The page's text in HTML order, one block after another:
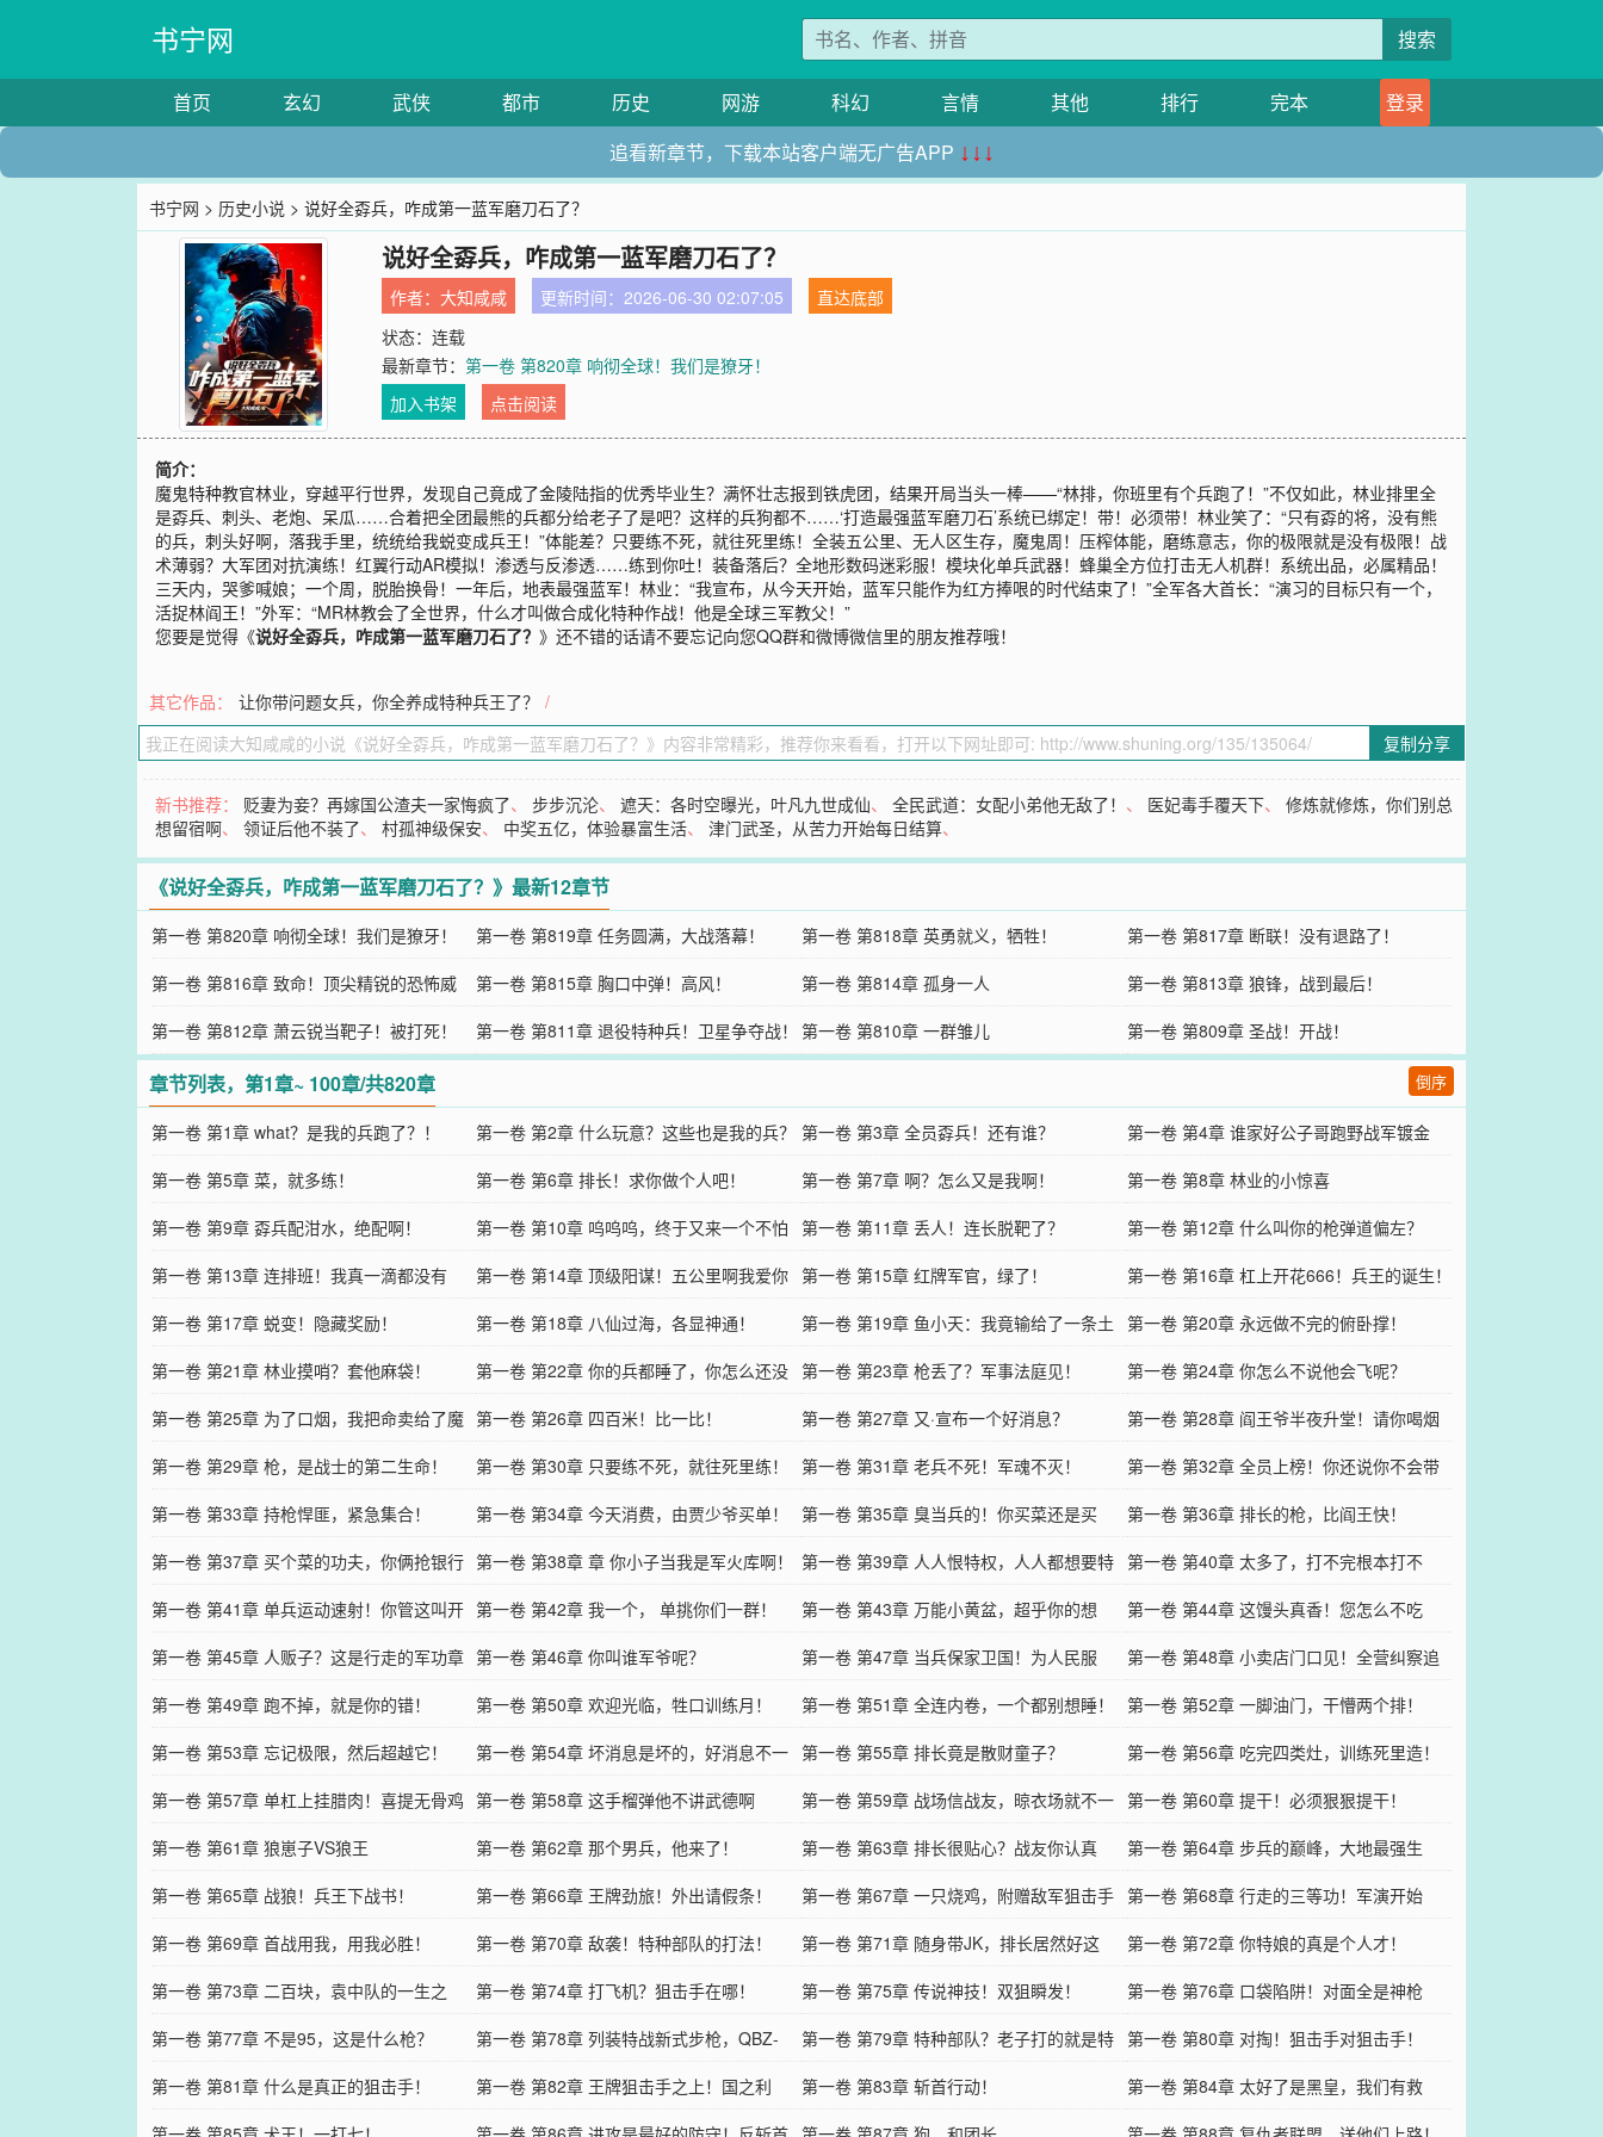
书宁网 搜索
首页 玄幻 武侠 都市 历史 网游 科幻 言情 其他 排行 完本
登录
追看新章节，下载本站客户端无广告APP ↓↓↓
书宁网 > 历史小说 > 说好全孬兵，咋成第一蓝军磨刀石了？
说好全孬兵，咋成第一蓝军磨刀石了？
作者： 大知咸咸 更新时间：2026-06-30 02:07:05
直达底部
状态：连载
最新章节：第一卷 第820章 响彻全球！我们是獠牙！
加入书架
点击阅读
简介：
魔鬼特种教官林业，穿越平行世界，发现自己竟成了金陵陆指的优秀毕业生？满怀壮志报到铁虎团，结果开局当头一棒——“林排，你班里有个兵跑了！”不仅如此，林业排里全
是孬兵、刺头、老炮、呆瓜……合着把全团最熊的兵都分给老子了是吧？这样的兵狗都不……‘打造最强蓝军磨刀石’系统已绑定！带！必须带！林业笑了：“只有孬的将，没有熊
的兵，刺头好啊，落我手里，统统给我蜕变成兵王！”体能差？只要练不死，就往死里练！全装五公里、无人区生存，魔鬼周！压榨体能，磨练意志，你的极限就是没有极限！战
术薄弱？大军团对抗演练！红翼行动AR模拟！渗透与反渗透……练到你吐！装备落后？全地形数码迷彩服！模块化单兵武器！蜂巢全方位打击无人机群！系统出品，必属精品！
三天内，哭爹喊娘；一个周，脱胎换骨！一年后，地表最强蓝军！林业：“我宣布，从今天开始，蓝军只能作为红方捧哏的时代结束了！”全军各大首长：“演习的目标只有一个，
活捉林阎王！”外军：“MR林教会了全世界，什么才叫做合成化特种作战！他是全球三军教父！”
您要是觉得《说好全孬兵，咋成第一蓝军磨刀石了？》还不错的话请不要忘记向您QQ群和微博微信里的朋友推荐哦！
其它作品： 让你带问题女兵，你全养成特种兵王了？
/
复制分享
新书推荐： 贬妻为妾？再嫁国公渣夫一家悔疯了、步步沉沦、遮天：各时空曝光，叶凡九世成仙、全民武道：女配小弟他无敌了！ 、 医妃毒手覆天下、修炼就修炼，你们别总
想留宿啊、领证后他不装了、村孤神级保安、 中奖五亿，体验暴富生活、津门武圣，从苦力开始每日结算、
《说好全孬兵，咋成第一蓝军磨刀石了？》最新12章节
第一卷 第820章 响彻全球！我们是獠牙！ 第一卷 第819章 任务圆满，大战落幕！ 第一卷 第818章 英勇就义，牺牲！
第一卷 第817章 断联！没有退路了！
第一卷 第816章 致命！顶尖精锐的恐怖威
压！
第一卷 第815章 胸口中弹！高风！ 第一卷 第814章 孤身一人
第一卷 第813章 狼锋，战到最后！
第一卷 第812章 萧云锐当靶子！被打死！
第一卷 第811章 退役特种兵！卫星争夺战！ 第一卷 第810章 一群雏儿 第一卷 第809章 圣战！开战！
章节列表，第1章~ 100章/共820章 倒序
第一卷 第1章 what？是我的兵跑了？！ 第一卷 第2章 什么玩意？这些也是我的兵？ 第一卷 第3章 全员孬兵！还有谁？
第一卷 第4章 谁家好公子哥跑野战军镀金
啊？
第一卷 第5章 菜，就多练！ 第一卷 第6章 排长！求你做个人吧！ 第一卷 第7章 啊？怎么又是我啊！
第一卷 第8章 林业的小惊喜
第一卷 第9章 孬兵配泔水，绝配啊！
第一卷 第10章 呜呜呜，终于又来一个不怕
死的！
第一卷 第11章 丢人！连长脱靶了？
第一卷 第12章 什么叫你的枪弹道偏左？
第一卷 第13章 连排班！我真一滴都没有
了！
第一卷 第14章 顶级阳谋！五公里啊我爱你 第一卷 第15章 红牌军官，绿了！
第一卷 第16章 杠上开花666！兵王的诞生！
第一卷 第17章 蜕变！隐藏奖励！
第一卷 第18章 八仙过海，各显神通！
第一卷 第19章 鱼小天：我竟输给了一条土
狗！
第一卷 第20章 永远做不完的俯卧撑！
第一卷 第21章 林业摸哨？套他麻袋！
第一卷 第22章 你的兵都睡了，你怎么还没
睡？
第一卷 第23章 枪丢了？军事法庭见！
第一卷 第24章 你怎么不说他会飞呢？
第一卷 第25章 为了口烟，我把命卖给了魔
鬼
第一卷 第26章 四百米！比一比！ 第一卷 第27章 又·宣布一个好消息？
第一卷 第28章 阎王爷半夜升堂！请你喝烟
茶！
第一卷 第29章 枪，是战士的第二生命！ 第一卷 第30章 只要练不死，就往死里练！ 第一卷 第31章 老兵不死！军魂不灭！
第一卷 第32章 全员上榜！你还说你不会带
兵？
第一卷 第33章 持枪悍匪，紧急集合！ 第一卷 第34章 今天消费，由贾少爷买单！
第一卷 第35章 臭当兵的！你买菜还是买
命！
第一卷 第36章 排长的枪，比阎王快！
第一卷 第37章 买个菜的功夫，你俩抢银行
了？
第一卷 第38章 章 你小子当我是军火库啊！
第一卷 第39章 人人恨特权，人人都想要特
权！
第一卷 第40章 太多了，打不完根本打不
完！
第一卷 第41章 单兵运动速射！你管这叫开
胃菜？
第一卷 第42章 我一个， 单挑你们一群！
第一卷 第43章 万能小黄盆，超乎你的想
象！
第一卷 第44章 这馒头真香！您怎么不吃
啊？
第一卷 第45章 人贩子？这是行走的军功章
啊！
第一卷 第46章 你叫谁军爷呢？
第一卷 第47章 当兵保家卫国！为人民服
务！
第一卷 第48章 小卖店门口见！全营纠察追
着干！
第一卷 第49章 跑不掉，就是你的错！ 第一卷 第50章 欢迎光临，牲口训练月！ 第一卷 第51章 全连内卷，一个都别想睡！
第一卷 第52章 一脚油门，干懵两个排！
第一卷 第53章 忘记极限，然后超越它！
第一卷 第54章 坏消息是坏的，好消息不一
定是好的
第一卷 第55章 排长竟是散财童子？
第一卷 第56章 吃完四类灶，训练死里造！
第一卷 第57章 单杠上挂腊肉！喜提无骨鸡
爪！
第一卷 第58章 这手榴弹他不讲武德啊
第一卷 第59章 战场信战友，晾衣场就不一
定了
第一卷 第60章 提干！必须狠狠提干！
第一卷 第61章 狼崽子VS狼王
第一卷 第62章 那个男兵，他来了！
第一卷 第63章 排长很贴心？战友你认真
的？
第一卷 第64章 步兵的巅峰，大地最强生
物！
第一卷 第65章 战狼！兵王下战书！ 第一卷 第66章 王牌劲旅！外出请假条！
第一卷 第67章 一只烧鸡，附赠敌军狙击手
坐标！
第一卷 第68章 行走的三等功！军演开始
了！
第一卷 第69章 首战用我，用我必胜！ 第一卷 第70章 敌袭！特种部队的打法！
第一卷 第71章 随身带JK，排长居然好这
口？
第一卷 第72章 你特娘的真是个人才！
第一卷 第73章 二百块，袁中队的一生之
耻！
第一卷 第74章 打飞机？狙击手在哪！ 第一卷 第75章 传说神技！双狙瞬发！
第一卷 第76章 口袋陷阱！对面全是神枪
手？
第一卷 第77章 不是95，这是什么枪？
第一卷 第78章 列装特战新式步枪，QBZ-
191
第一卷 第79章 特种部队？老子打的就是特
种部队！
第一卷 第80章 对掏！狙击手对狙击手！
第一卷 第81章 什么是真正的狙击手！
第一卷 第82章 王牌狙击手之上！国之利
第一卷 第83章 斩首行动！
第一卷 第84章 太好了是黑皇，我们有救